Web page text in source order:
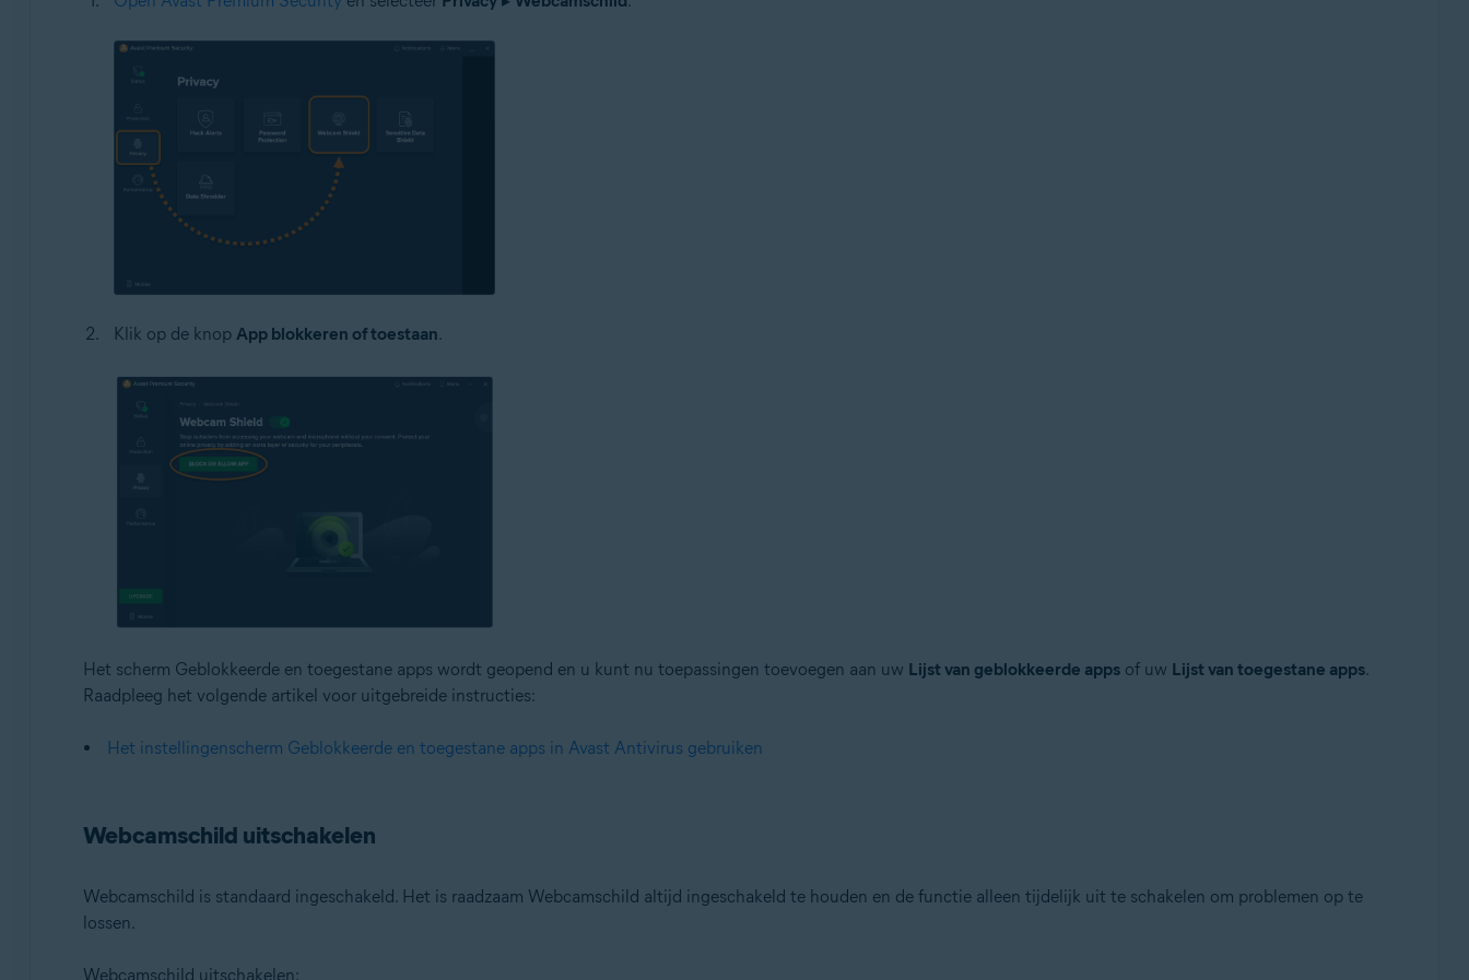
Klik op de knop App blokkeren of toestaan.
Het scherm Geblokkeerde en toegestane apps wordt geopend en u kunt nu toepassingen toevoegen aan uw Lijst van geblokkeerde appsof uw Lijst van toegestane apps.
Raadpleeg het volgende artikel voor uitgebreide instructies:
Het instellingenscherm Geblokkeerde en toegestane apps in Avast Antivirus gebruiken
Webcamschild uitschakelen
Webcamschild is standaard ingeschakeld. Het is raadzaam Webcamschild altijd ingeschakeld te houden en de functie alleen tijdelijk uit te schakelen om problemen op te
lossen.
Webcamschild uitschakelen: